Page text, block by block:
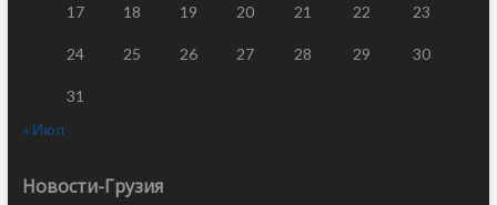
17 18 19 20 21 22 23
24 25 26 27 28 29 30
31
« Июл
Новости-Грузия